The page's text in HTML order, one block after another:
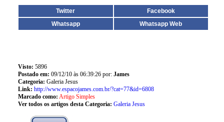
Twitter
Facebook
Whatsapp
Whatsapp Web
Visto: 5896
Postado em: 09/12/10 às 06:39:26 por: James
Categoria: Galeria Jesus
Link: http://www.espacojames.com.br/?cat=77&id=6808
Marcado como: Artigo Simples
Ver todos os artigos desta Categoria: Galeria Jesus